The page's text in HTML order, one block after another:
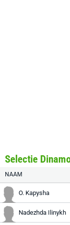
Selectie
NAAM
O. Kapysha
Nadezhda Ilinykh